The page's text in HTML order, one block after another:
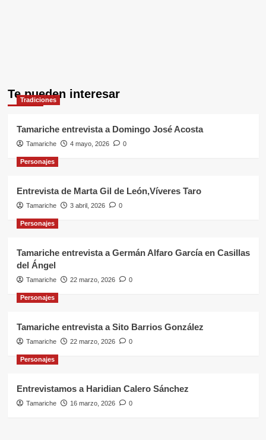
Te pueden interesar
Tradiciones
Tamariche entrevista a Domingo José Acosta
Tamariche 4 mayo, 2026 0
Personajes
Entrevista de Marta Gil de León,Víveres Taro
Tamariche 3 abril, 2026 0
Personajes
Tamariche entrevista a Germán Alfaro García en Casillas
del Ángel
Tamariche 22 marzo, 2026 0
Personajes
Tamariche entrevista a Sito Barrios González
Tamariche 22 marzo, 2026 0
Personajes
Entrevistamos a Haridian Calero Sánchez
Tamariche 16 marzo, 2026 0